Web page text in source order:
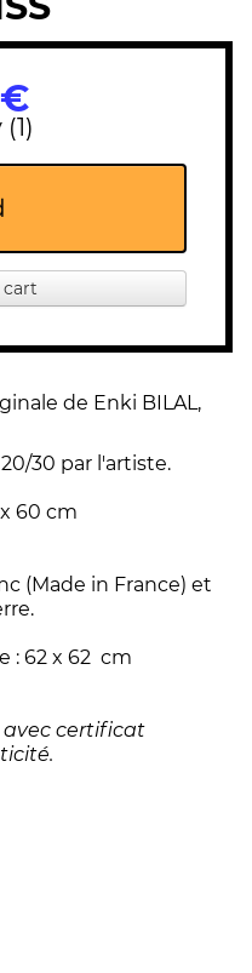
cart
de Enki BILAL,
30 par l'artiste.
60 cm
(Made in France) et
: 62 x 62 cm
avec certificat